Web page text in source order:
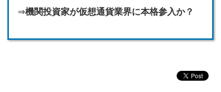
⇒機関投資家が仮想通貨業界に本格参入か？